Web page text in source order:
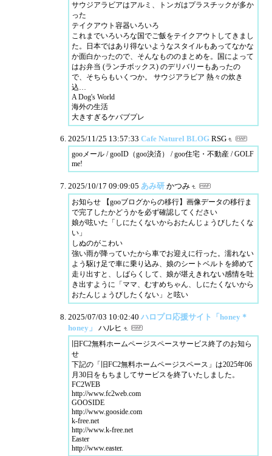
サウジアラビアはアルミ、トンガはプラスチックが多か
った
テイクアウト容器いろいろ
これまでいろいろな国でご飯をテイクアウトしてきまし
た。日本ではあり得ないようなスタイルもあってなかな
か面白かったので、そんなもののまとめを。国によって
はお弁当 (ランチボックス) のデリバリーもあったの
で、そちらもいくつか。 サウジアラビア 熱々の炊き
込…
A Dog's World
海外の生活
大きすぎるケバブプレ
2025/11/25 13:57:33 Cafe Naturel BLOG RSG
gooメール / gooID（goo決済） / goo住宅・不動産 / GOLF
me!
2025/10/17 09:09:05 あみ研 かつみ
お知らせ 【gooブログからの移行】画像データの移行ま
で完了したかどうかを必ず確認してください
娘が呟いた「しにたくないからおたんじょうびしたくな
い」
しぬのがこわい
強い雨が降っていたから車でお迎えに行った。濡れない
よう駆け足で車に乗り込み、娘のシートベルトを締めて
走り出すと、しばらくして、娘が堪えきれない感情を吐
き出すように「ママ、むすめちゃん、しにたくないから
おたんじょうびしたくない」と呟い
2025/07/03 10:02:40 ハロプロ応援サイト「honey＊
honey」
ハルヒ
旧FC2無料ホームページスペースサービス終了のお知ら
せ
下記の「旧FC2無料ホームページスペース」は2025年06
月30日をもちましてサービスを終了いたしました。
FC2WEB
http://www.fc2web.com
GOOSIDE
http://www.gooside.com
k-free.net
http://www.k-free.net
Easter
http://www.easter.